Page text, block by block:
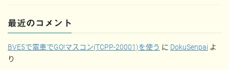
最近のコメント
BVE5で電車でGO!マスコン(TCPP-20001)を使う に DokuSenpai よ
り